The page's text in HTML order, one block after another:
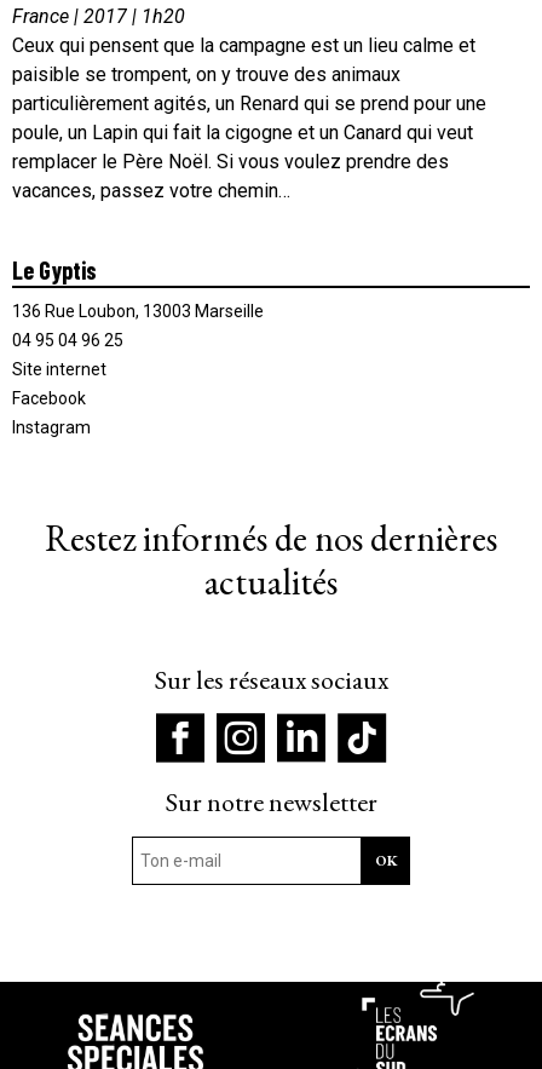
France | 2017 | 1h20
Ceux qui pensent que la campagne est un lieu calme et
paisible se trompent, on y trouve des animaux
particulièrement agités, un Renard qui se prend pour une
poule, un Lapin qui fait la cigogne et un Canard qui veut
remplacer le Père Noël. Si vous voulez prendre des
vacances, passez votre chemin…
Le Gyptis
136 Rue Loubon, 13003 Marseille
04 95 04 96 25
Site internet
Facebook
Instagram
Restez informés de nos dernières
actualités
Sur les réseaux sociaux
Sur notre newsletter